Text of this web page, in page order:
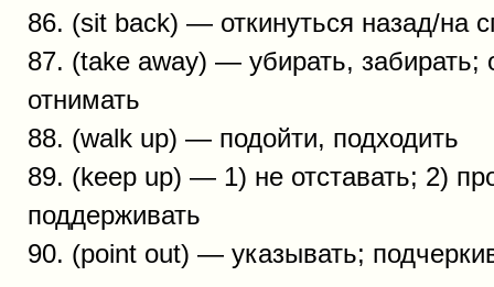
86. (sit back) — откинуться назад/на
87. (take away) — убирать, забирать;
отнимать
88. (walk up) — подойти, подходить
89. (keep up) — 1) не отставать; 2)
поддерживать
90. (point out) — указывать;